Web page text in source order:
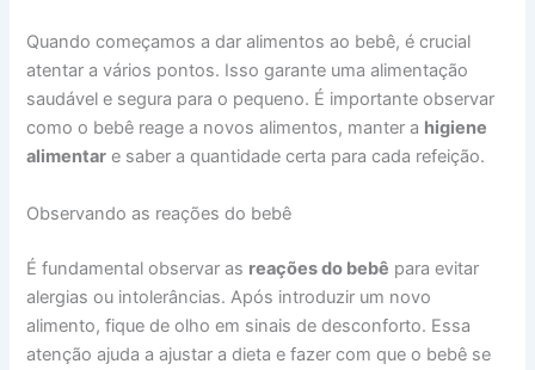
Quando começamos a dar alimentos ao bebê, é crucial
atentar a vários pontos. Isso garante uma alimentação
saudável e segura para o pequeno. É importante observar
como o bebê reage a novos alimentos, manter a higiene
alimentar e saber a quantidade certa para cada refeição.
Observando as reações do bebê
É fundamental observar as reações do bebê para evitar
alergias ou intolerâncias. Após introduzir um novo
alimento, fique de olho em sinais de desconforto. Essa
atenção ajuda a ajustar a dieta e fazer com que o bebê se